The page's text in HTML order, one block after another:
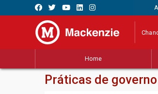
Home
Práticas de